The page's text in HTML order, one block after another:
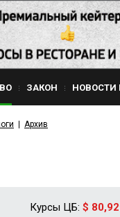
ЗАКОН
Архив
Курсы ЦБ: $